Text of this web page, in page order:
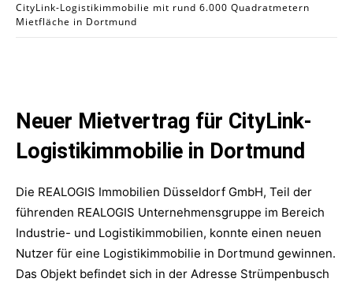
CityLink-Logistikimmobilie mit rund 6.000 Quadratmetern
Mietfläche in Dortmund
Neuer Mietvertrag für CityLink-
Logistikimmobilie in Dortmund
Die REALOGIS Immobilien Düsseldorf GmbH, Teil der
führenden REALOGIS Unternehmensgruppe im Bereich
Industrie- und Logistikimmobilien, konnte einen neuen
Nutzer für eine Logistikimmobilie in Dortmund gewinnen.
Das Objekt befindet sich in der Adresse Strümpenbusch